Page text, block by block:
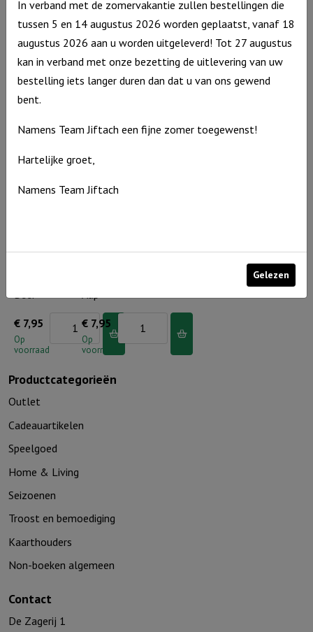
Productcategorieën
Outlet
Cadeauartikelen
Speelgoed
Home & Living
Seizoenen
Troost en bemoediging
Kaarthouders
Non-boeken algemeen
Contact
De Zagerij 1
voorraad
Uitverkocht
Muurvorm
hert
€ 12,95
-
Als
teken van
trouw
€12,95
voorraad
aantal
Beer
€ 7,95
Op
voorraad
Washand
Aap
€ 7,95
Op
voorraad
Washand
Aap
aantal
In verband met de zomervakantie zullen bestellingen die
tussen 5 en 14 augustus 2026 worden geplaatst, vanaf 18
augustus 2026 aan u worden uitgeleverd! Tot 27 augustus
kan in verband met onze bezetting de uitlevering van uw
bestelling iets langer duren dan dat u van ons gewend
bent.
Namens Team Jiftach een fijne zomer toegewenst!
Hartelijke groet,
Namens Team Jiftach
Gelezen